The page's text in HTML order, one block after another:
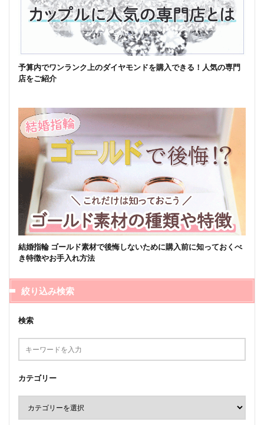
予算内でワンランク上のダイヤモンドを購入できる！人気の専門
店をご紹介
結婚指輪 ゴールド素材で後悔しないために購入前に知っておくべ
き特徴やお手入れ方法
絞り込み検索
検索
カテゴリー